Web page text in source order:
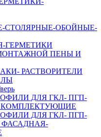
СТОЛЯРНЫЕ-ОБОЙНЫЕ-
ГЕРМЕТИКИ
ПЕНЫ И
РАСТВОРИТЕЛИ
ДЛЯ ГКЛ- ПГП-
КОМПЛЕКТУЮЩИЕ
ДЛЯ ГКЛ- ПГП-
ФАСАДНАЯ-